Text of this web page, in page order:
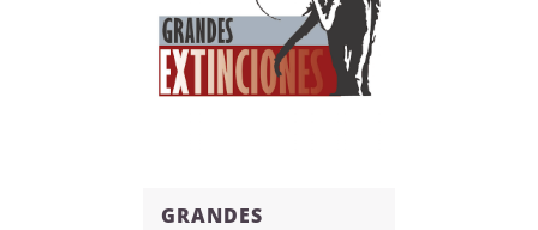
GRANDES